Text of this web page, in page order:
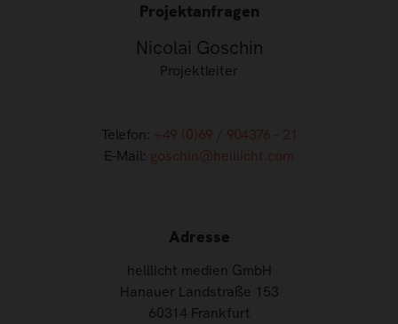
Projektanfragen
Nicolai Goschin
Projektleiter
Telefon: +49 (0)69 / 904376 - 21
E-Mail: goschin@helllicht.com
Adresse
helllicht medien GmbH
Hanauer Landstraße 153
60314 Frankfurt